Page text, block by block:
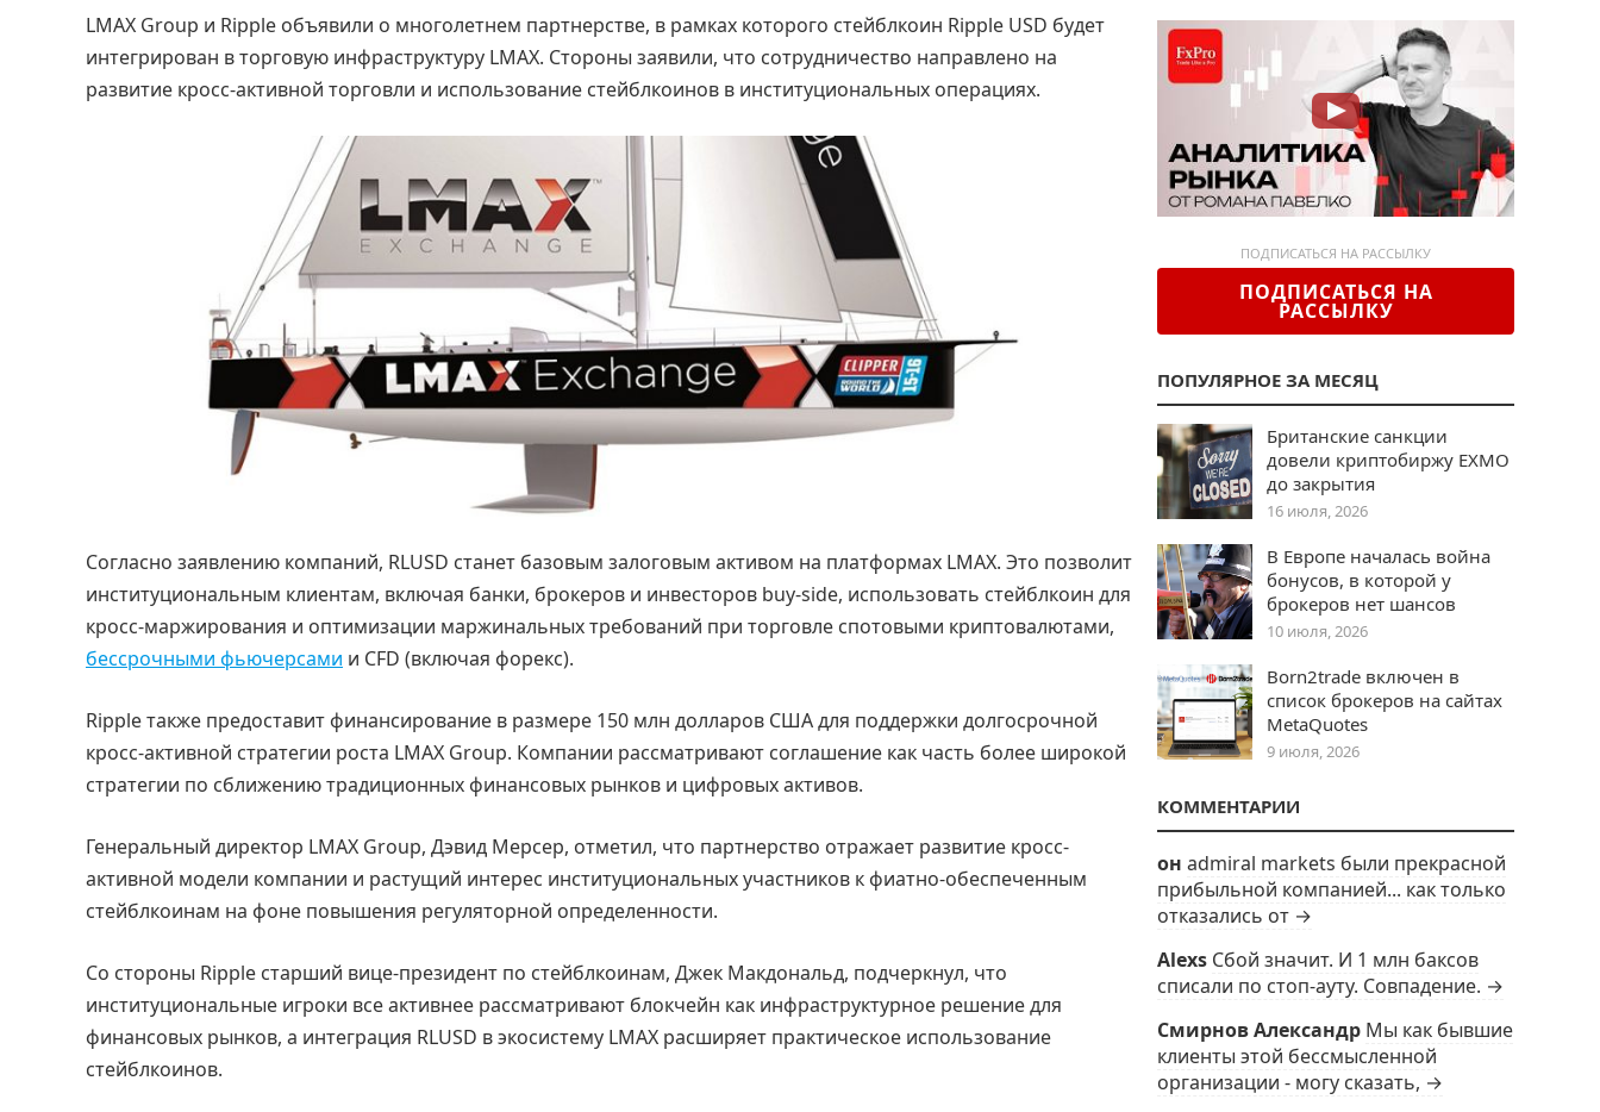
LMAX Group и Ripple объявили о многолетнем партнерстве, в рамках которого стейблкоин Ripple USD будет
интегрирован в торговую инфраструктуру LMAX. Стороны заявили, что сотрудничество направлено на
развитие кросс-активной торговли и использование стейблкоинов в институциональных операциях.
Согласно заявлению компаний, RLUSD станет базовым залоговым активом на платформах LMAX. Это позволит
институциональным клиентам, включая банки, брокеров и инвесторов buy-side, использовать стейблкоин для
кросс-маржирования и оптимизации маржинальных требований при торговле спотовыми криптовалютами,
бессрочными фьючерсами и CFD (включая форекс).
Ripple также предоставит финансирование в размере 150 млн долларов США для поддержки долгосрочной
кросс-активной стратегии роста LMAX Group. Компании рассматривают соглашение как часть более широкой
стратегии по сближению традиционных финансовых рынков и цифровых активов.
Генеральный директор LMAX Group, Дэвид Мерсер, отметил, что партнерство отражает развитие кросс-
активной модели компании и растущий интерес институциональных участников к фиатно-обеспеченным
стейблкоинам на фоне повышения регуляторной определенности.
Со стороны Ripple старший вице-президент по стейблкоинам, Джек Макдональд, подчеркнул, что
институциональные игроки все активнее рассматривают блокчейн как инфраструктурное решение для
финансовых рынков, а интеграция RLUSD в экосистему LMAX расширяет практическое использование
стейблкоинов.
ПОДПИСАТЬСЯ НА РАССЫЛКУ
ПОДПИСАТЬСЯ НА
РАССЫЛКУ
ПОПУЛЯРНОЕ ЗА МЕСЯЦ
Британские санкции
довели криптобиржу EXMO
до закрытия
16 июля, 2026
В Европе началась война
бонусов, в которой у
брокеров нет шансов
10 июля, 2026
Born2trade включен в
список брокеров на сайтах
MetaQuotes
9 июля, 2026
КОММЕНТАРИИ
он admiral markets были прекрасной
прибыльной компанией... как только
отказались от →
Alexs Сбой значит. И 1 млн баксов
списали по стоп-ауту. Совпадение. →
Смирнов Александр Мы как бывшие
клиенты этой бессмысленной
организации - могу сказать, →